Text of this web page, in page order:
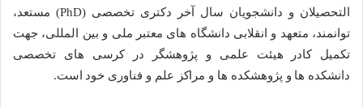
التحصیلان و دانشجویان سال آخر دکتری تخصصی (PhD) مستعد،
توانمند، متعهد و انقلابی دانشگاه های معتبر ملی و بین المللی، جهت
تکمیل کادر هیئت علمی و پژوهشگر در کرسی های تخصصی
دانشکده ها و پژوهشکده ها و مراکز علم و فناوری خود است.